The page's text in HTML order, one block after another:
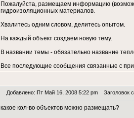
Пожалуйста, размещаем информацию
гидроизоляционных материалов.
Хвалитесь одним словом, делитесь опытом.
На каждый объект создаем новую тему.
В названии темы - обязательно название
Все последующие сообщения связанные с
Добавлено: Пт Май 16, 2008 5:22 pm Заголовок
какое кол-во объектов можно размещать?